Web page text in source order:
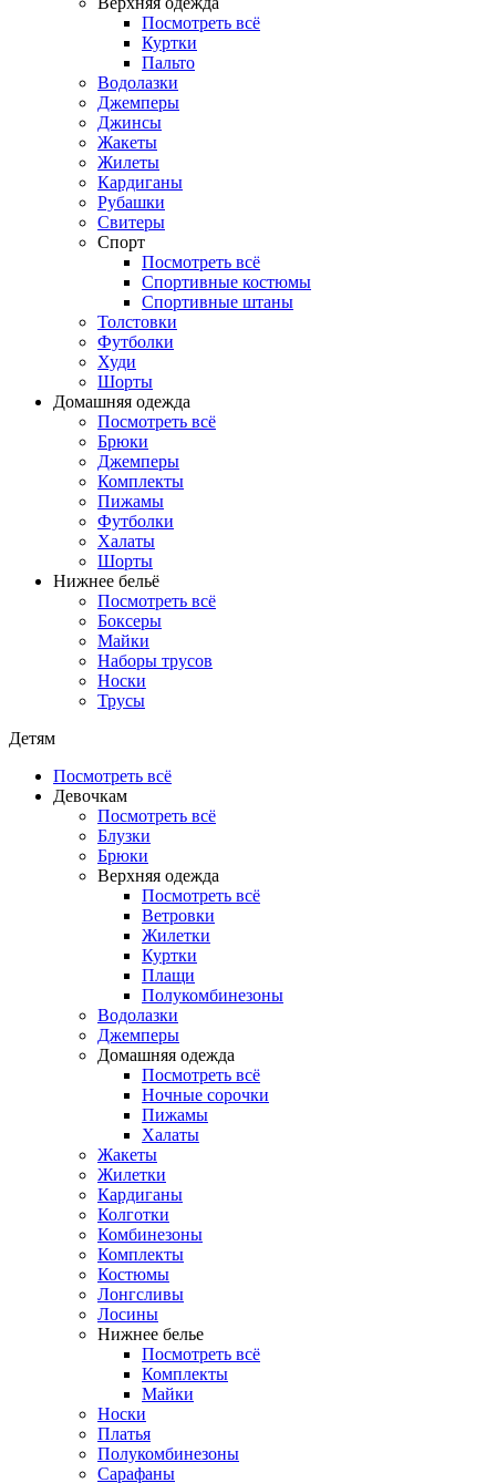
Посмотреть всё
Куртки
Пальто
Водолазки
Джемперы
Джинсы
Жакеты
Жилеты
Кардиганы
Рубашки
Свитеры
Спорт
Посмотреть всё
Спортивные костюмы
Спортивные штаны
Толстовки
Футболки
Худи
Шорты
Домашняя одежда
Посмотреть всё
Брюки
Джемперы
Комплекты
Пижамы
Футболки
Халаты
Шорты
Нижнее бельё
Посмотреть всё
Боксеры
Майки
Наборы трусов
Носки
Трусы
Детям
Посмотреть всё
Девочкам
Посмотреть всё
Блузки
Брюки
Верхняя одежда
Посмотреть всё
Ветровки
Жилетки
Куртки
Плащи
Полукомбинезоны
Водолазки
Джемперы
Домашняя одежда
Посмотреть всё
Ночные сорочки
Пижамы
Халаты
Жакеты
Жилетки
Кардиганы
Колготки
Комбинезоны
Комплекты
Костюмы
Лонгсливы
Лосины
Нижнее белье
Посмотреть всё
Комплекты
Майки
Носки
Платья
Полукомбинезоны
Сарафаны